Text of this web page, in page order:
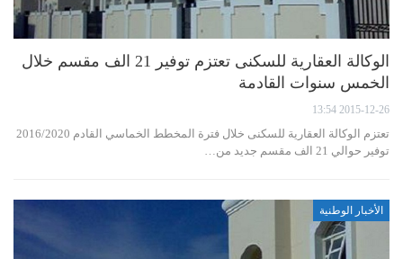
الوكالة العقارية للسكنى تعتزم توفير 21 الف مقسم خلال
الخمس سنوات القادمة
2015-12-26 13:54
تعتزم الوكالة العقارية للسكنى خلال فترة المخطط الخماسي القادم 2016/2020
توفير حوالي 21 الف مقسم جديد من…
الأخبار الوطنية